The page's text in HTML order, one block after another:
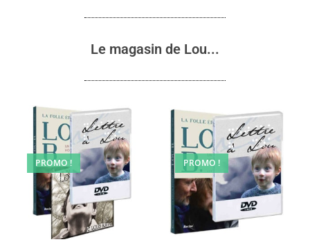
Le magasin de Lou...
PROMO ! PROMO !